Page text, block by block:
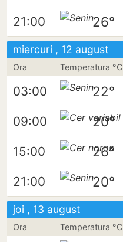
21:00 26°
miercuri , 12 august
Ora Temperatura °C
03:00 22°
09:00 20°
15:00 26°
21:00 20°
joi , 13 august
Ora Temperatura °C